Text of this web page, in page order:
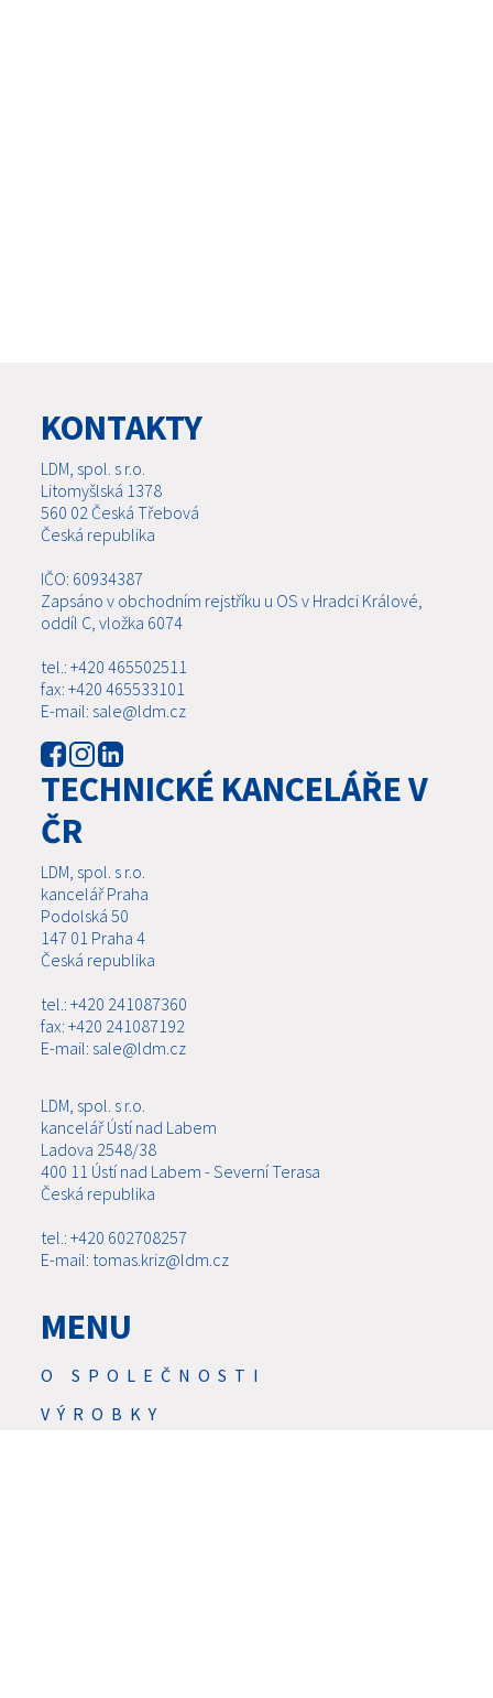
KONTAKTY
LDM, spol. s r.o.
Litomyšlská 1378
560 02 Česká Třebová
Česká republika
IČO: 60934387
Zapsáno v obchodním rejstříku u OS v Hradci Králové,
oddíl C, vložka 6074
tel.: +420 465502511
fax: +420 465533101
E-mail: sale@ldm.cz
TECHNICKÉ KANCELÁŘE V
ČR
LDM, spol. s r.o.
kancelář Praha
Podolská 50
147 01 Praha 4
Česká republika
tel.: +420 241087360
fax: +420 241087192
E-mail: sale@ldm.cz
LDM, spol. s r.o.
kancelář Ústí nad Labem
Ladova 2548/38
400 11 Ústí nad Labem - Severní Terasa
Česká republika
tel.: +420 602708257
E-mail: tomas.kriz@ldm.cz
MENU
O SPOLEČNOSTI
VÝROBKY